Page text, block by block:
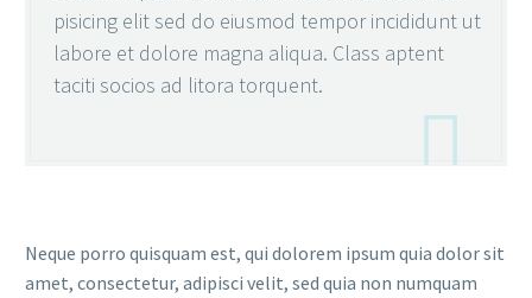
pisicing elit sed do eiusmod tempor incididunt ut
labore et dolore magna aliqua. Class aptent
taciti socios ad litora torquent.

Neque porro quisquam est, qui dolorem ipsum quia dolor sit
amet, consectetur, adipisci velit, sed quia non numquam